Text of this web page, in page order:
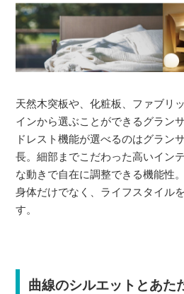
天然木突板や、化粧板、ファブリ
インから選ぶことができるグラン
ドレスト機能が選べるのはグラン
長。細部までこだわった高いイン
な動きで自在に調整できる機能性
身体だけでなく、ライフスタイル
す。
曲線のシルエットとあた